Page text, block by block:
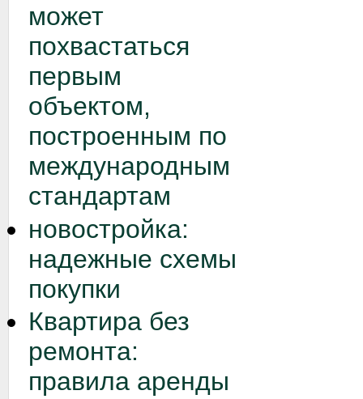
может
похвастаться
первым
объектом,
построенным по
международным
стандартам
новостройка:
надежные схемы
покупки
Квартира без
ремонта:
правила аренды